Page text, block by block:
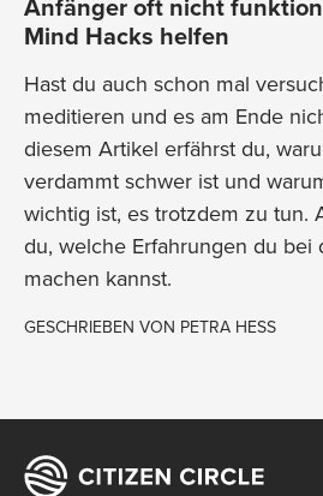
Anfänger oft nicht
Mind Hacks helfen
Hast du auch schon mal
meditieren und es am Ende
diesem Artikel erfährst du,
verdammt schwer ist und
wichtig ist, es trotzdem zu tun.
du, welche Erfahrungen du bei
machen kannst.
GESCHRIEBEN VON PETRA HESS